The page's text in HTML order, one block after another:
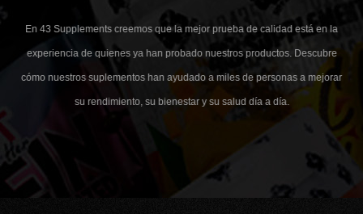
En 43 Supplements creemos que la mejor prueba de calidad está en la
experiencia de quienes ya han probado nuestros productos. Descubre
cómo nuestros suplementos han ayudado a miles de personas a mejorar
su rendimiento, su bienestar y su salud día a día.